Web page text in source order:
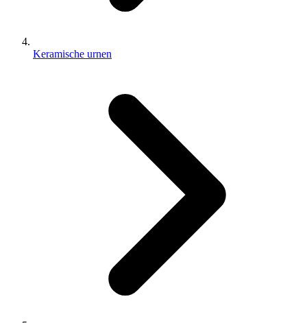
Keramische urnen